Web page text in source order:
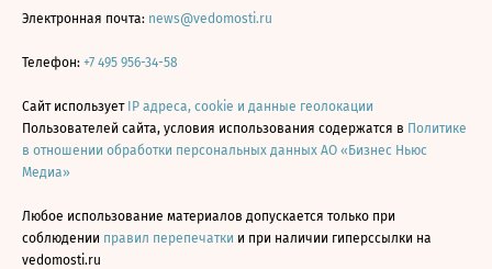
Электронная почта: news@vedomosti.ru
Телефон: +7 495 956-34-58
Сайт использует IP адреса, cookie и данные геолокации
Пользователей сайта, условия использования содержатся в Политике
в отношении обработки персональных данных АО «Бизнес Ньюс
Медиа»
Любое использование материалов допускается только при
соблюдении правил перепечатки и при наличии гиперссылки на
vedomosti.ru